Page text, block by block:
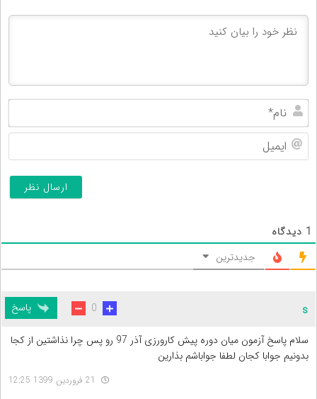
1 دیدگاه
جدیدترین
s
سلام پاسخ آزمون میان دوره پیش کارورزی آذر 97 رو پس چرا نذاشتین از کجا
بدونیم جوابا کجان لطفا جواباشم بذارین
0 پاسخ